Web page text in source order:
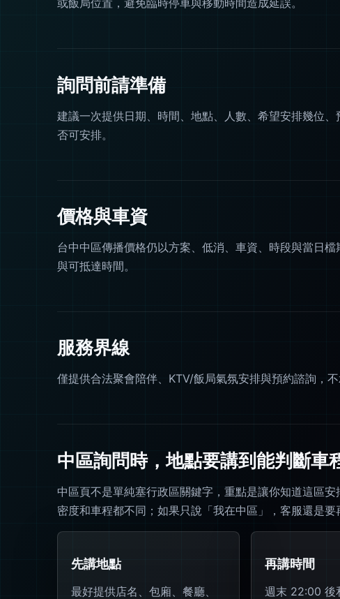
或飯局位置，避免臨時停車與移動時間造成延誤。
詢問前請準備
建議一次提供日期、時間、地點、人數、希望安排幾位
否可安排。
價格與車資
台中中區傳播價格仍以方案、低消、車資、時段與當日
與可抵達時間。
服務界線
僅提供合法聚會陪伴、KTV/飯局氣氛安排與預約諮詢，
中區詢問時，地點要講到能判斷車
中區頁不是單純塞行政區關鍵字，重點是讓你知道這區
密度和車程都不同；如果只說「我在中區」，客服還是要
先講地點
最好提供店名、包廂、餐廳、
再講時間
週末 22:00 後